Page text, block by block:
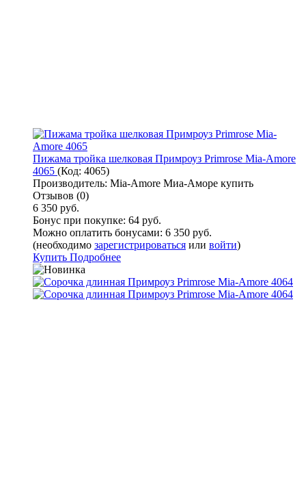
Пижама тройка шелковая Примроуз Primrose Mia-Amore
4065 (Код: 4065)
Производитель: Mia-Amore Миа-Аморе купить
Отзывов (0)
6 350 руб.
Бонус при покупке: 64 руб.
Можно оплатить бонусами: 6 350 руб.
(необходимо зарегистрироваться или войти)
Купить Подробнее